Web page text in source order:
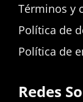
Términos y
Política de
Política de
Redes